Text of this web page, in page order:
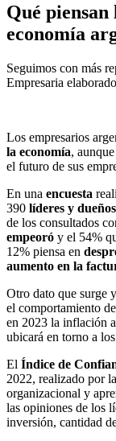
Qué piensan
economía
Seguimos con más
Empresaria
Los empresarios
la economía,
el futuro de sus
En una encuesta
390 líderes y
de los consultados
empeoró y el 54%
12% piensa en
aumento en la
Otro dato que surge
el comportamiento
en 2023 la inflación
ubicará en torno a
El Índice de
2022, realizado por
organizacional y
las opiniones de los
inversión, cantidad